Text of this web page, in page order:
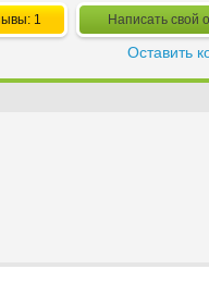
1 Написать свой
Оставить